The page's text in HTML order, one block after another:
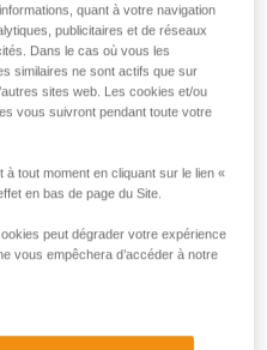
doit seulement
quant à votre navigation
publicitaires et de réseaux
Dans le cas où vous les
similaires ne sont actifs que sur
sites web. Les cookies et/ou
vous suivront pendant toute votre
tout moment en cliquant sur le lien «
en bas de page du Site.
peut dégrader votre expérience
vous empêchera d’accéder à notre